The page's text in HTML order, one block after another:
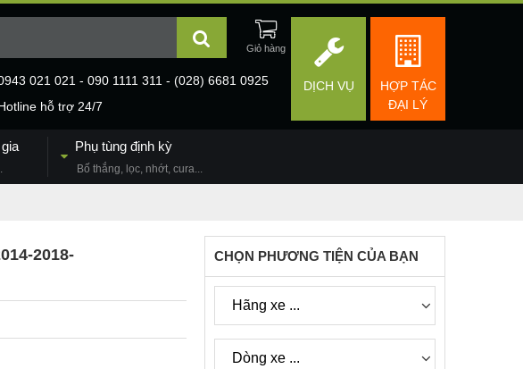
HỢP TÁC
ĐẠI LÝ
DỊCH VỤ
021 021 - 090 1111 311 - (028) 6681 0925
hỗ trợ 24/7
Phụ tùng định kỳ
Bố thắng, lọc, nhớt, cura...
2018- CHỌN PHƯƠNG TIỆN CỦA BẠN